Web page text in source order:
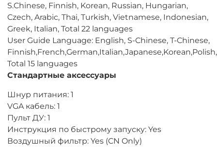
S.Chinese, Finnish, Korean, Russian, Hungarian,
Czech, Arabic, Thai, Turkish, Vietnamese, Indonesian,
Greek, Italian, Total 22 languages
User Guide Language: English, S-Chinese, T-Chinese,
Total 15 languages
Стандартные аксессуары
Шнур питания: 1
VGA кабель: 1
Пульт ДУ: 1
Инструкция по быстрому запуску: Yes
Воздушный фильтр: Yes (CN Only)